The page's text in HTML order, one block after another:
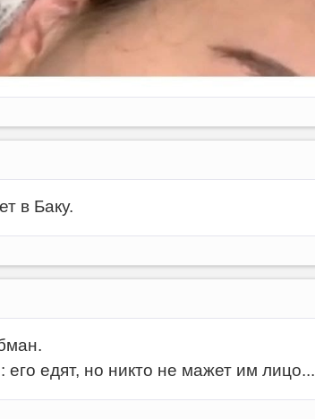
в Баку.
едят, но никто не мажет им лицо...